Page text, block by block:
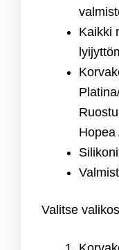
Kaikki
Hopea
Valitse